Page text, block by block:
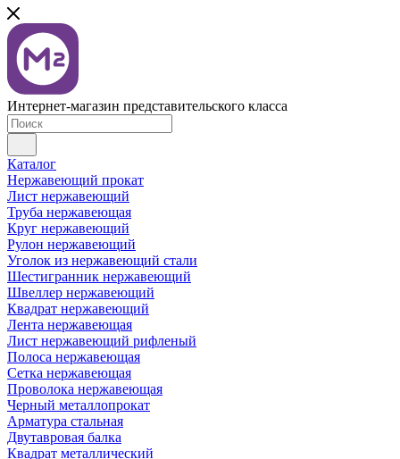
Интернет-магазин представительского класса
Каталог
Нержавеющий прокат
Лист нержавеющий
Труба нержавеющая
Круг нержавеющий
Рулон нержавеющий
Уголок из нержавеющий стали
Шестигранник нержавеющий
Швеллер нержавеющий
Квадрат нержавеющий
Лента нержавеющая
Лист нержавеющий рифленый
Полоса нержавеющая
Сетка нержавеющая
Проволока нержавеющая
Черный металлопрокат
Арматура стальная
Двутавровая балка
Квадрат металлический